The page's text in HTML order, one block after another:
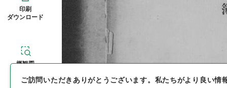
印刷
ダウンロード
概観図
ご訪問いただきありがとうございます。 私たちがより良い情